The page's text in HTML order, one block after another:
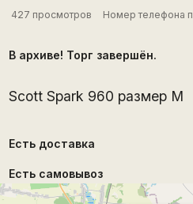
427 просмотров
Номер телефона
В архиве! Торг завершён.
Sсоtt Sраrk 960 размер М
Есть доставка
Есть самовывоз